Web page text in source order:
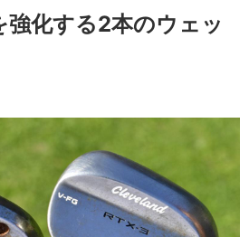
強化する2本のウェッ